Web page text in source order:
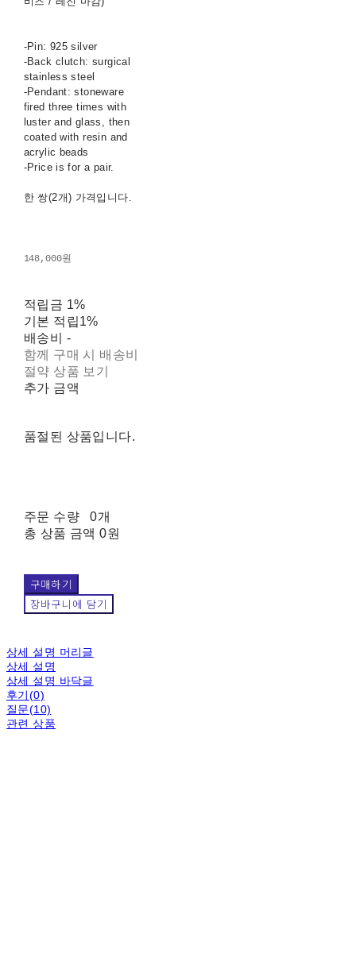
-Pin: 925 silver
-Back clutch: surgical
stainless steel
-Pendant: stoneware
fired three times with
luster and glass, then
coated with resin and
acrylic beads
-Price is for a pair.
한 쌍(2개) 가격입니다.
148,000원
적립금 1%
기본 적립1%
배송비 -
함께 구매 시 배송비
절약 상품 보기
추가 금액
품절된 상품입니다.
주문 수량
0개
총 상품 금액 0원
구매하기
장바구니에 담기
상세 설명 머리글
상세 설명
상세 설명 바닥글
후기(0)
질문(10)
관련 상품